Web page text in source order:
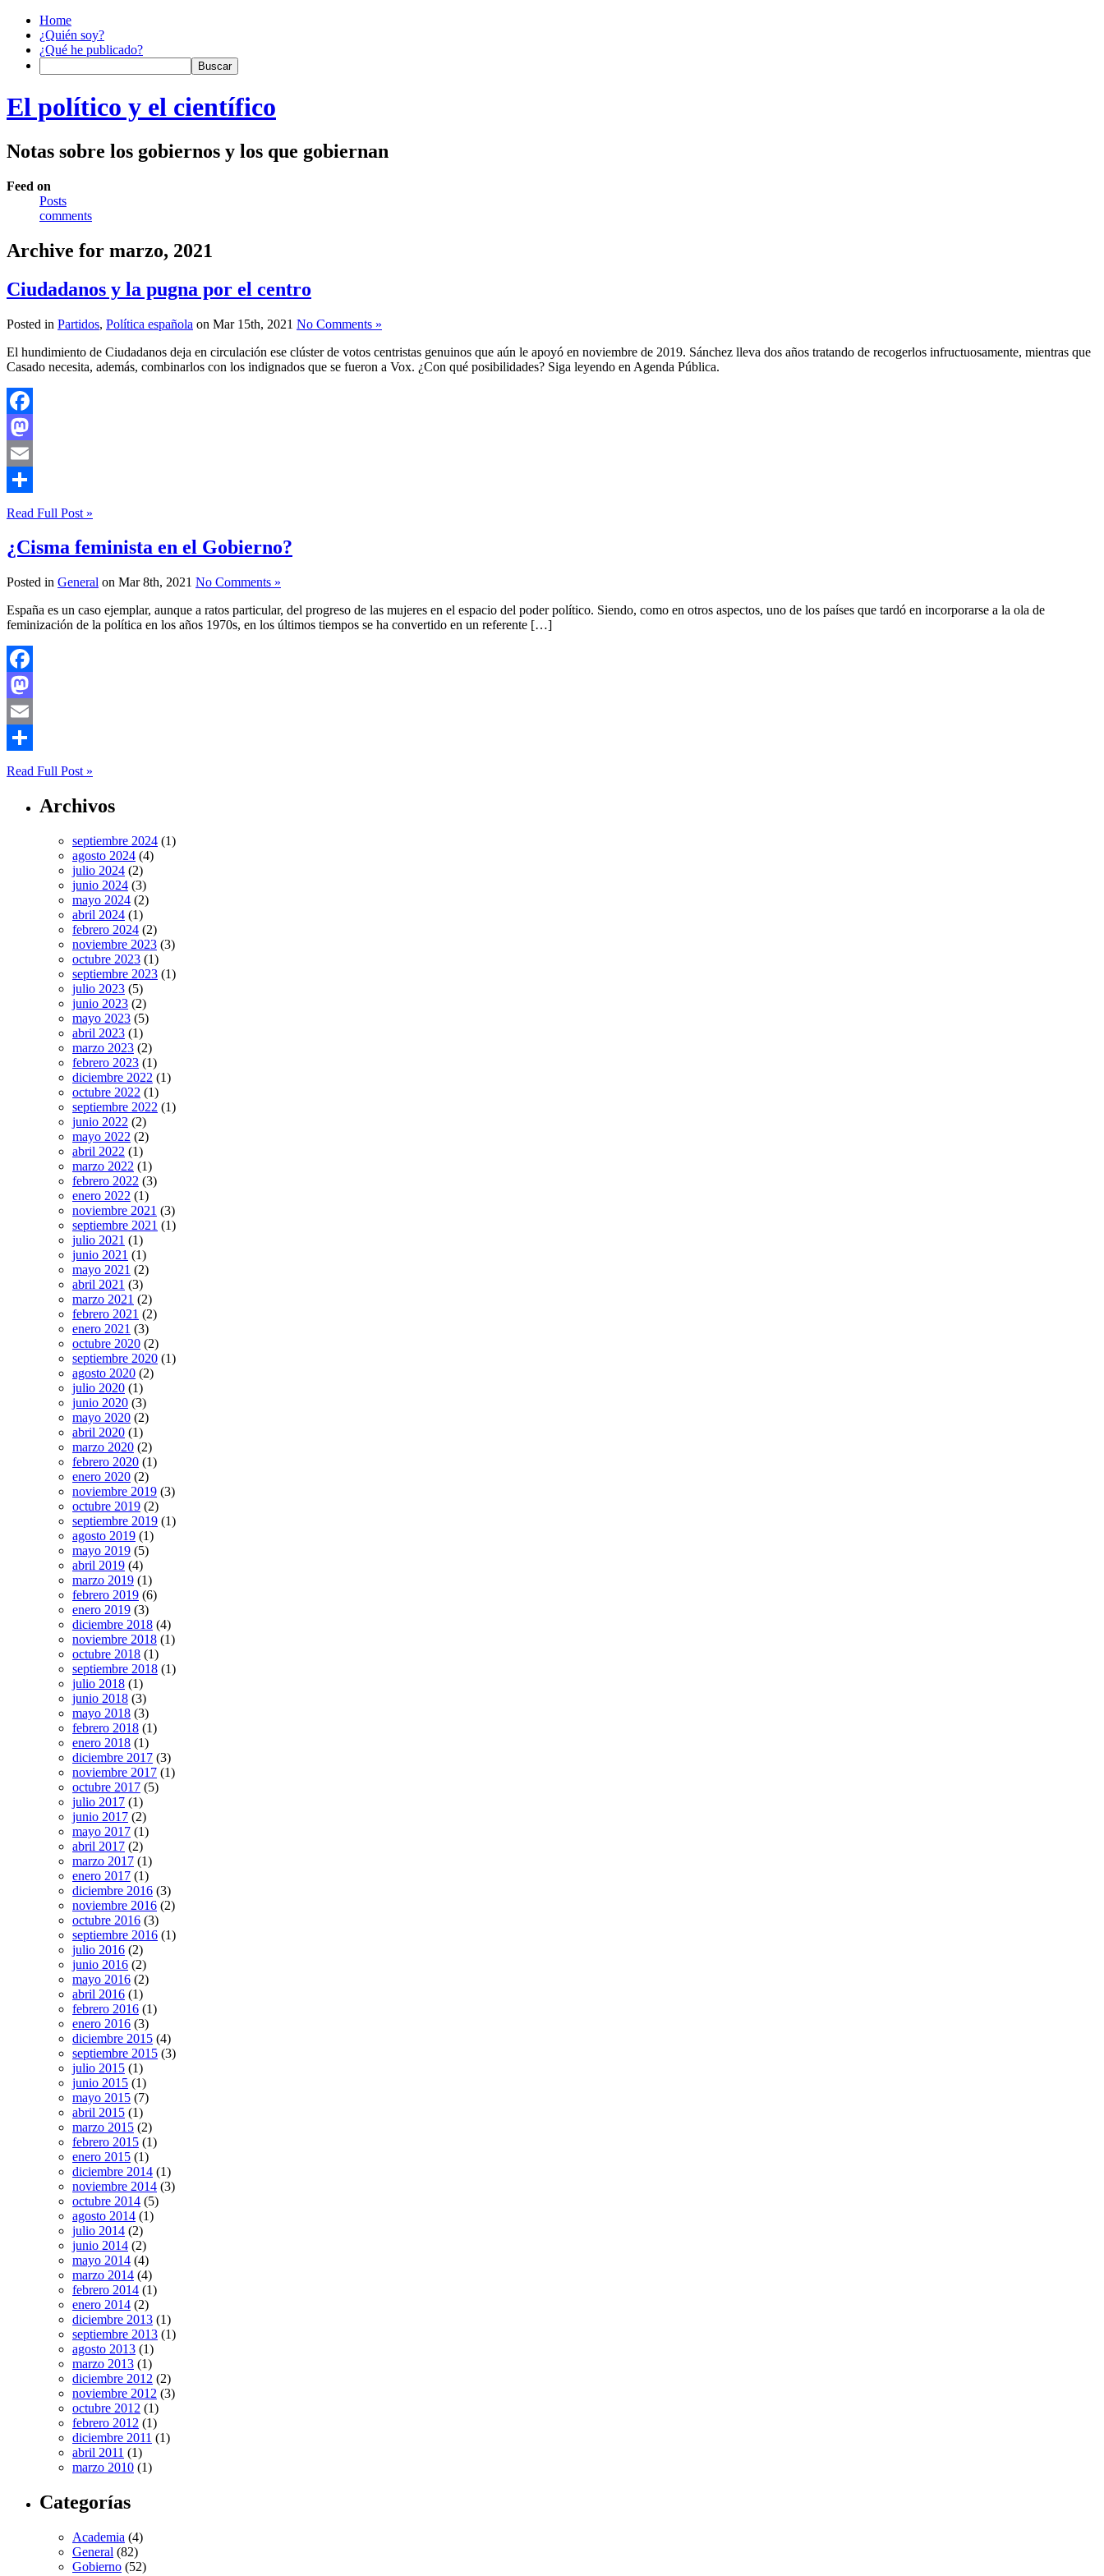
Home
¿Quién soy?
¿Qué he publicado?
El político y el científico
Notas sobre los gobiernos y los que gobiernan
Feed on
Posts
comments
Archive for marzo, 2021
Ciudadanos y la pugna por el centro
Posted in Partidos, Política española on Mar 15th, 2021 No Comments »
El hundimiento de Ciudadanos deja en circulación ese clúster de votos centristas genuinos que aún le apoyó en noviembre de 2019. Sánchez lleva dos años tratando de recogerlos infructuosamente, mientras que
Casado necesita, además, combinarlos con los indignados que se fueron a Vox. ¿Con qué posibilidades? Siga leyendo en Agenda Pública.
Facebook
Mastodon
Email
Compartir
Read Full Post »
¿Cisma feminista en el Gobierno?
Posted in General on Mar 8th, 2021 No Comments »
España es un caso ejemplar, aunque a ratos particular, del progreso de las mujeres en el espacio del poder político. Siendo, como en otros aspectos, uno de los países que tardó en incorporarse a la ola de
feminización de la política en los años 1970s, en los últimos tiempos se ha convertido en un referente […]
Facebook
Mastodon
Email
Compartir
Read Full Post »
Archivos
septiembre 2024 (1)
agosto 2024 (4)
julio 2024 (2)
junio 2024 (3)
mayo 2024 (2)
abril 2024 (1)
febrero 2024 (2)
noviembre 2023 (3)
octubre 2023 (1)
septiembre 2023 (1)
julio 2023 (5)
junio 2023 (2)
mayo 2023 (5)
abril 2023 (1)
marzo 2023 (2)
febrero 2023 (1)
diciembre 2022 (1)
octubre 2022 (1)
septiembre 2022 (1)
junio 2022 (2)
mayo 2022 (2)
abril 2022 (1)
marzo 2022 (1)
febrero 2022 (3)
enero 2022 (1)
noviembre 2021 (3)
septiembre 2021 (1)
julio 2021 (1)
junio 2021 (1)
mayo 2021 (2)
abril 2021 (3)
marzo 2021 (2)
febrero 2021 (2)
enero 2021 (3)
octubre 2020 (2)
septiembre 2020 (1)
agosto 2020 (2)
julio 2020 (1)
junio 2020 (3)
mayo 2020 (2)
abril 2020 (1)
marzo 2020 (2)
febrero 2020 (1)
enero 2020 (2)
noviembre 2019 (3)
octubre 2019 (2)
septiembre 2019 (1)
agosto 2019 (1)
mayo 2019 (5)
abril 2019 (4)
marzo 2019 (1)
febrero 2019 (6)
enero 2019 (3)
diciembre 2018 (4)
noviembre 2018 (1)
octubre 2018 (1)
septiembre 2018 (1)
julio 2018 (1)
junio 2018 (3)
mayo 2018 (3)
febrero 2018 (1)
enero 2018 (1)
diciembre 2017 (3)
noviembre 2017 (1)
octubre 2017 (5)
julio 2017 (1)
junio 2017 (2)
mayo 2017 (1)
abril 2017 (2)
marzo 2017 (1)
enero 2017 (1)
diciembre 2016 (3)
noviembre 2016 (2)
octubre 2016 (3)
septiembre 2016 (1)
julio 2016 (2)
junio 2016 (2)
mayo 2016 (2)
abril 2016 (1)
febrero 2016 (1)
enero 2016 (3)
diciembre 2015 (4)
septiembre 2015 (3)
julio 2015 (1)
junio 2015 (1)
mayo 2015 (7)
abril 2015 (1)
marzo 2015 (2)
febrero 2015 (1)
enero 2015 (1)
diciembre 2014 (1)
noviembre 2014 (3)
octubre 2014 (5)
agosto 2014 (1)
julio 2014 (2)
junio 2014 (2)
mayo 2014 (4)
marzo 2014 (4)
febrero 2014 (1)
enero 2014 (2)
diciembre 2013 (1)
septiembre 2013 (1)
agosto 2013 (1)
marzo 2013 (1)
diciembre 2012 (2)
noviembre 2012 (3)
octubre 2012 (1)
febrero 2012 (1)
diciembre 2011 (1)
abril 2011 (1)
marzo 2010 (1)
Categorías
Academia (4)
General (82)
Gobierno (52)